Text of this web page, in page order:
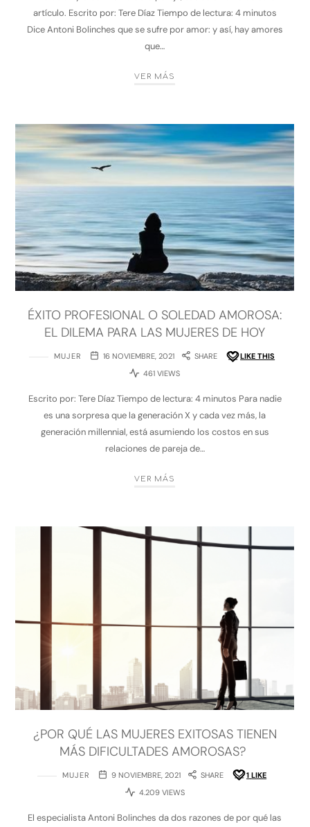
artículo. Escrito por: Tere Díaz Tiempo de lectura: 4 minutos
Dice Antoni Bolinches que se sufre por amor: y así, hay amores
que…
VER MÁS
ÉXITO PROFESIONAL O SOLEDAD AMOROSA:
EL DILEMA PARA LAS MUJERES DE HOY
MUJER 16 NOVIEMBRE, 2021 SHARE
LIKE THIS
461 VIEWS
Escrito por: Tere Díaz Tiempo de lectura: 4 minutos Para nadie
es una sorpresa que la generación X y cada vez más, la
generación millennial, está asumiendo los costos en sus
relaciones de pareja de…
VER MÁS
¿POR QUÉ LAS MUJERES EXITOSAS TIENEN
MÁS DIFICULTADES AMOROSAS?
MUJER 9 NOVIEMBRE, 2021 SHARE 1 LIKE
4.209 VIEWS
El especialista Antoni Bolinches da dos razones de por qué las